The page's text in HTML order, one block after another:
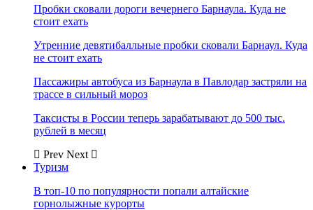
Пробки сковали дороги вечернего Барнаула. Куда не
стоит ехать
Утренние девятибалльные пробки сковали Барнаул. Куда
не стоит ехать
Пассажиры автобуса из Барнаула в Павлодар застряли на
трассе в сильный мороз
Таксисты в России теперь зарабатывают до 500 тыс.
рублей в месяц
Prev Next
Туризм
В топ-10 по популярности попали алтайские
горнолыжные курорты